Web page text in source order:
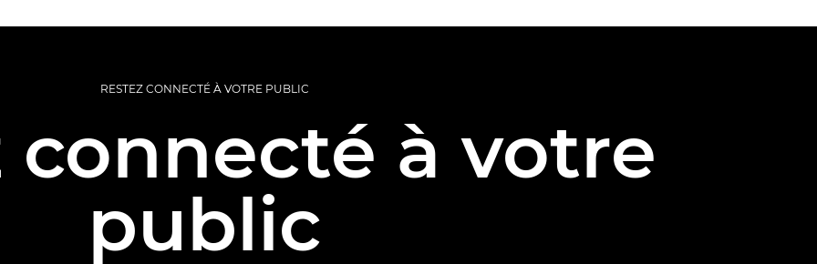
RESTEZ CONNECTÉ À VOTRE PUBLIC
connecté à votre
public